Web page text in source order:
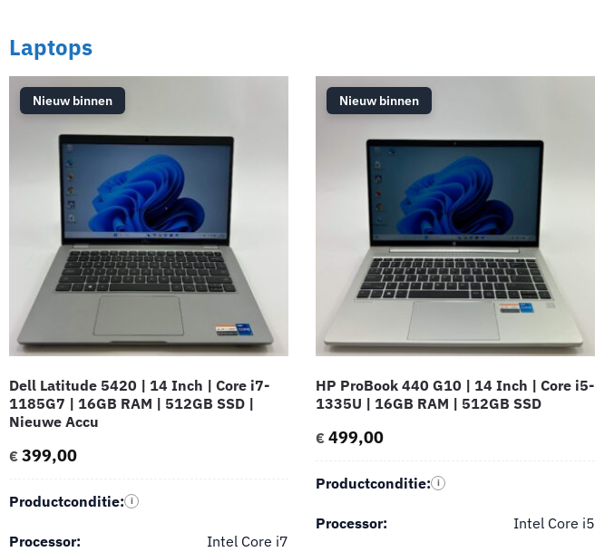
Laptops
Nieuw binnen
Dell Latitude 5420 | 14 Inch | Core i7-
1185G7 | 16GB RAM | 512GB SSD |
Nieuwe Accu
€399,00
Productconditie: i
Processor: Intel Core i7
Nieuw binnen
HP ProBook 440 G10 | 14 Inch | Core i5-
1335U | 16GB RAM | 512GB SSD
€499,00
Productconditie: i
Processor: Intel Core i5